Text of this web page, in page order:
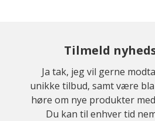
Tilmeld
Ja tak, jeg vil gerne
unikke tilbud, samt være
høre om nye produkter
Du kan til enhver tid